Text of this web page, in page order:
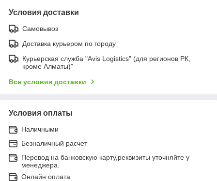
Условия доставки
Самовывоз
Доставка курьером по городу
Курьерская служба "Avis Logistics" (для регионов РК,
кроме Алматы)"
Все условия доставки
Условия оплаты
Наличными
Безналичный расчет
Перевод на банковскую карту,реквизиты уточняйте у
менеджера.
Онлайн оплата